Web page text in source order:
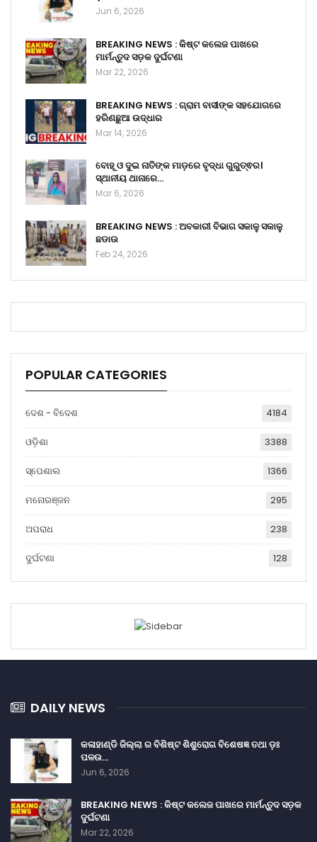
Jun 6, 2026
BREAKING NEWS : କିଷ୍ଟ କଲେଜ ପାଖରେ
ମାର୍ମନ୍ତୁଦ ସଡ଼କ ଦୁର୍ଘଟଣା
Mar 22, 2026
BREAKING NEWS : ଗ୍ରାମ ବାସୀଙ୍କ ସହଯୋଗରେ
ହରିଣଛୁଆ ଉଦ୍ଧାର
Mar 14, 2026
ବୋହୂ ଓ ଦୁଇ ନାତିଙ୍କ ମାଡ଼ରେ ବୃଦ୍ଧା ଗୁରୁତ୍ଵର।
ସ୍ଥାନୀୟ ଥାନାରେ…
Mar 6, 2026
BREAKING NEWS : ଅବକାରୀ ବିଭାଗ ସକାଳୁ ସକାଳୁ
ଛଡାଉ
Feb 24, 2026
POPULAR CATEGORIES
ଦେଶ - ବିଦେଶ 4184
ଓଡ଼ିଶା 3388
ସ୍ପେଶାଲ 1366
ମନୋରଞ୍ଜନ 295
ଅପରାଧ 238
ଦୁର୍ଘଟଣା 128
DAILY NEWS
କଳାହାଣ୍ଡି ଜିଲ୍ଲା ର ବିଶିଷ୍ଟ ଶିଶୁରୋଗ ବିଶେଷଜ୍ଞ ତଥା ଡ଼ଃ
ପଳଉ…
Jun 6, 2026
BREAKING NEWS : କିଷ୍ଟ କଲେଜ ପାଖରେ ମାର୍ମନ୍ତୁଦ ସଡ଼କ
ଦୁର୍ଘଟଣା
Mar 22, 2026